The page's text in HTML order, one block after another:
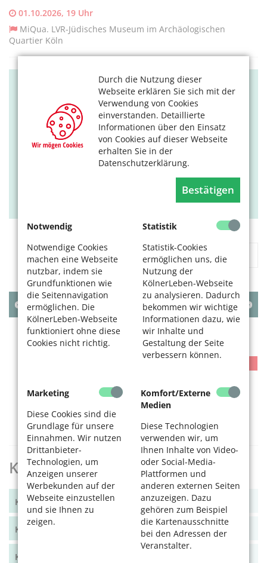
Durch die Nutzung dieser
Webseite erklären Sie sich mit der
Verwendung von Cookies
einverstanden. Detaillierte
Informationen über den Einsatz
von Cookies auf dieser Webseite
erhalten Sie in der
Datenschutzerklärung.
Bestätigen
Notwendig
Notwendige Cookies
machen eine Webseite
nutzbar, indem sie
Grundfunktionen wie
die Seitennavigation
ermöglichen. Die
KölnerLeben-Webseite
funktioniert ohne diese
Cookies nicht richtig.
Statistik
Statistik-Cookies
ermöglichen uns, die
Nutzung der
KölnerLeben-Webseite
zu analysieren. Dadurch
bekommen wir wichtige
Informationen dazu, wie
wir Inhalte und
Gestaltung der Seite
verbessern können.
Marketing
Diese Cookies sind die
Grundlage für unsere
Einnahmen. Wir nutzen
Drittanbieter-
Technologien, um
Anzeigen unserer
Werbekunden auf der
Webseite einzustellen
und sie Ihnen zu
zeigen.
Komfort/Externe
Medien
Diese Technologien
verwenden wir, um
Ihnen Inhalte von Video-
oder Social-Media-
Plattformen und
anderen externen Seiten
anzuzeigen. Dazu
gehören zum Beispiel
die Kartenausschnitte
bei den Adressen der
Veranstalter.
01.10.2026, 19 Uhr
MiQua. LVR-Jüdisches Museum im Archäologischen
Quartier Köln
Hexenverfolgung in Köln
Von den Ursachen über Verhöre und Prozesse bis zur
Vollstreckung der Urteile.
1 2 ... 66
2026
MO DI MI FR SA
1
17
18 19 21 22
23
24
25 26 28
31
KölnerLeben Archiv
KölnerLeben Winter 2025
KölnerLeben Sommer 2025
KölnerLeben Frühjahr 2025